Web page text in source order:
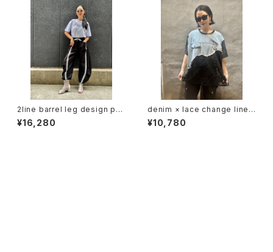
2line barrel leg design pan
ts パンツ バレルパンツ ライン
ドローコード ゴムウエスト 白黒
¥16,280
denim × lace change line
design tops トップス デニム
レース ライン カジュアル
¥10,780